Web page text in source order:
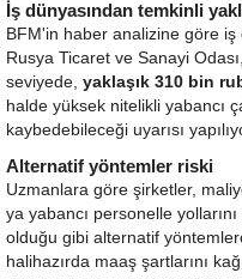
İş dünyasından temkinli
BFM'in haber analizine göre iş
Rusya Ticaret ve Sanayi
seviyede, yaklaşık 310 bin
halde yüksek nitelikli yabancı
kaybedebileceği uyarısı
Alternatif yöntemler riski
Uzmanlara göre şirketler,
ya yabancı personelle
olduğu gibi alternatif
halihazırda maaş şartlarını